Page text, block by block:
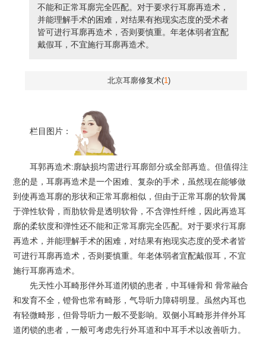
不能和正常耳廓完全匹配。对于要求行耳廓再造术，
并能理解手术的困难，对结果有抱现实态度的受术者
皆可进行耳廓再造术，否则要慎重。年老体弱者宜配
戴假耳，不宜施行耳廓再造术。
北京耳廓修复术(1)
栏目图片：
耳郭再造术:廓缺损均需进行耳廓部分或全部再造。但值得注
意的是，耳廓再造术是一个困难、复杂的手术，虽然现在能够做
到使再造耳廓的形状和正常耳廓相似，但由于正常耳廓的软骨属
于弹性软骨，而肋软骨是透明软骨，不含弹性纤维，因此再造耳
廓的柔软度和弹性还不能和正常耳廓完全匹配。对于要求行耳廓
再造术，并能理解手术的困难，对结果有抱现实态度的受术者皆
可进行耳廓再造术，否则要慎重。年老体弱者宜配戴假耳，不宜
施行耳廓再造术。
先天性小耳畸形伴外耳道闭锁的患者，中耳锤骨和 骨常融合
和发育不全，镫骨也常有畸形，气导听力障碍明显。虽然内耳也
有轻微畸形，但骨导听力一般不受影响。双侧小耳畸形并伴外耳
道闭锁的患者，一般可考虑先行外耳道和中耳手术以改善听力。